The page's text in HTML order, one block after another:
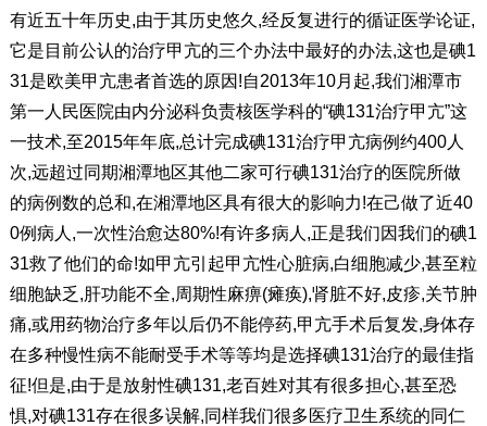
有近五十年历史,由于其历史悠久,经反复进行的循证医学论证,
它是目前公认的治疗甲亢的三个办法中最好的办法,这也是碘1
31是欧美甲亢患者首选的原因!自2013年10月起,我们湘潭市
第一人民医院由内分泌科负责核医学科的“碘131治疗甲亢”这
一技术,至2015年年底,总计完成碘131治疗甲亢病例约400人
次,远超过同期湘潭地区其他二家可行碘131治疗的医院所做
的病例数的总和,在湘潭地区具有很大的影响力!在己做了近40
0例病人,一次性治愈达80%!有许多病人,正是我们因我们的碘1
31救了他们的命!如甲亢引起甲亢性心脏病,白细胞减少,甚至粒
细胞缺乏,肝功能不全,周期性麻痹(瘫痪),肾脏不好,皮疹,关节肿
痛,或用药物治疗多年以后仍不能停药,甲亢手术后复发,身体存
在多种慢性病不能耐受手术等等均是选择碘131治疗的最佳指
征!但是,由于是放射性碘131,老百姓对其有很多担心,甚至恐
惧,对碘131存在很多误解,同样我们很多医疗卫生系统的同仁